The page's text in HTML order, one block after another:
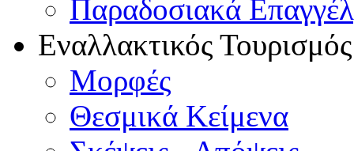
Παραδοσιακά
Εναλλακτικός Τουρισμός
Μορφές
Θεσμικά Κείμενα